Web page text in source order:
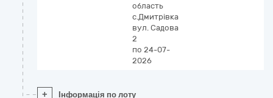
область
с.Дмитрівка
вул. Садова
2
по 24-07-
2026
+ Інформація по лоту